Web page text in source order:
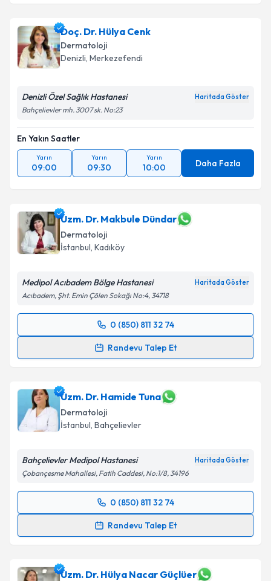
Doç. Dr. Hülya Cenk
Dermatoloji
Denizli, Merkezefendi
Denizli Özel Sağlık Hastanesi Haritada Göster
Bahçelievler mh. 3007 sk. No:23
En Yakın Saatler
Yarın
09:00
Yarın
09:30
Yarın
10:00 Daha Fazla
Uzm. Dr. Makbule Dündar
Dermatoloji
İstanbul, Kadıköy
Medipol Acıbadem Bölge Hastanesi Haritada Göster
Acıbadem, Şht. Emin Çölen Sokağı No:4, 34718
0 (850) 811 32 74
Randevu Talep Et
Randevu Takvimi Talebi
için bir takvim hazırlandığında e-posta ile
bilgilendireceğiz.
E-posta Adresiniz
Kişisel verilerimin işlenmesine ilişkinAydınlatma
'ni okudum ve kişisel verilerimin belirtilen
kapsamda işlenmesini kabul ediyorum.
Uzm. Dr. Hamide Tuna
Dermatoloji
İstanbul, Bahçelievler
Bahçelievler Medipol Hastanesi Haritada Göster
Çobançesme Mahallesi, Fatih Caddesi, No:1/8, 34196
0 (850) 811 32 74
Randevu Talep Et
Randevu Takvimi Talebi
takvim hazırlandığında e-posta ile bilgilendireceğiz.
Uzm. Dr. Hülya Nacar Güçlüer